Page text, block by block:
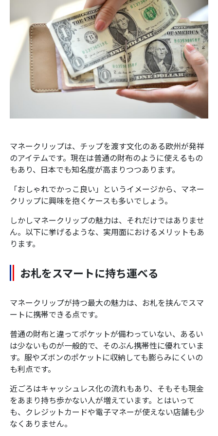
マネークリップは、チップを渡す文化のある欧州が発祥
のアイテムです。現在は普通の財布のように使えるもの
もあり、日本でも知名度が高まりつつあります。
「おしゃれでかっこ良い」というイメージから、マネー
クリップに興味を抱くケースも多いでしょう。
しかしマネークリップの魅力は、それだけではありませ
ん。以下に挙げるような、実用面におけるメリットもあ
ります。
お札をスマートに持ち運べる
マネークリップが持つ最大の魅力は、お札を挟んでスマ
ートに携帯できる点です。
普通の財布と違ってポケットが備わっていない、あるい
は少ないものが一般的で、そのぶん携帯性に優れていま
す。服やズボンのポケットに収納しても膨らみにくいの
も利点です。
近ごろはキャッシュレス化の流れもあり、そもそも現金
をあまり持ち歩かない人が増えています。とはいって
も、クレジットカードや電子マネーが使えない店舗も少
なくありません。